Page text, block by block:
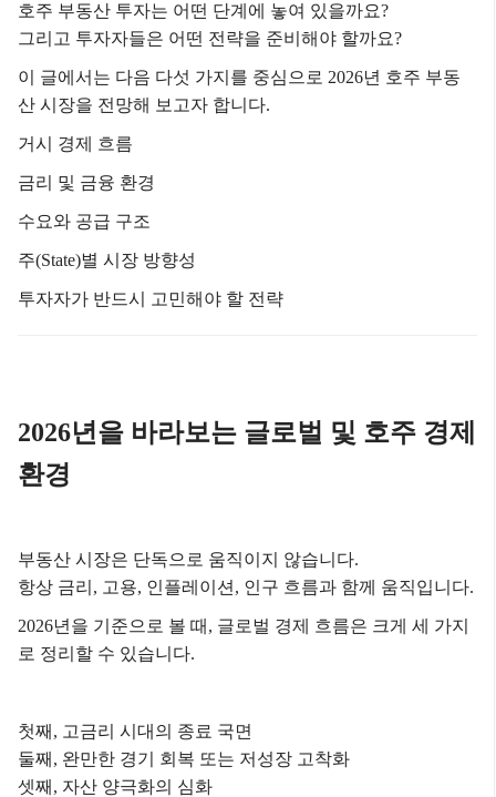
호주 부동산 투자는 어떤 단계에 놓여 있을까요?
그리고 투자자들은 어떤 전략을 준비해야 할까요?
이 글에서는 다음 다섯 가지를 중심으로 2026년 호주 부동
산 시장을 전망해 보고자 합니다.
거시 경제 흐름
금리 및 금융 환경
수요와 공급 구조
주(State)별 시장 방향성
투자자가 반드시 고민해야 할 전략
2026년을 바라보는 글로벌 및 호주 경제
환경
부동산 시장은 단독으로 움직이지 않습니다.
항상 금리, 고용, 인플레이션, 인구 흐름과 함께 움직입니다.
2026년을 기준으로 볼 때, 글로벌 경제 흐름은 크게 세 가지
로 정리할 수 있습니다.
첫째, 고금리 시대의 종료 국면
둘째, 완만한 경기 회복 또는 저성장 고착화
셋째, 자산 양극화의 심화